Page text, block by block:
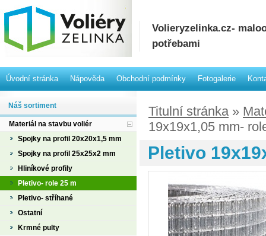
Volieryzelinka.cz-
potřebami
Úvodní stránka Nápověda Obchodní podmínky Fotogalerie
Titulní stránka»
19x19x1,05 mm-
Pletivo
Náš sortiment
Materiál na stavbu voliér
Spojky na profil 20x20x1,5 mm
Spojky na profil 25x25x2 mm
Hliníkové profily
Pletivo- role 25 m
Pletivo- stříhané
Ostatní
Krmné pulty